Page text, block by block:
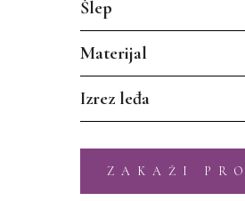
Šlep
Materijal
Izrez leđa
ZAKAŽI